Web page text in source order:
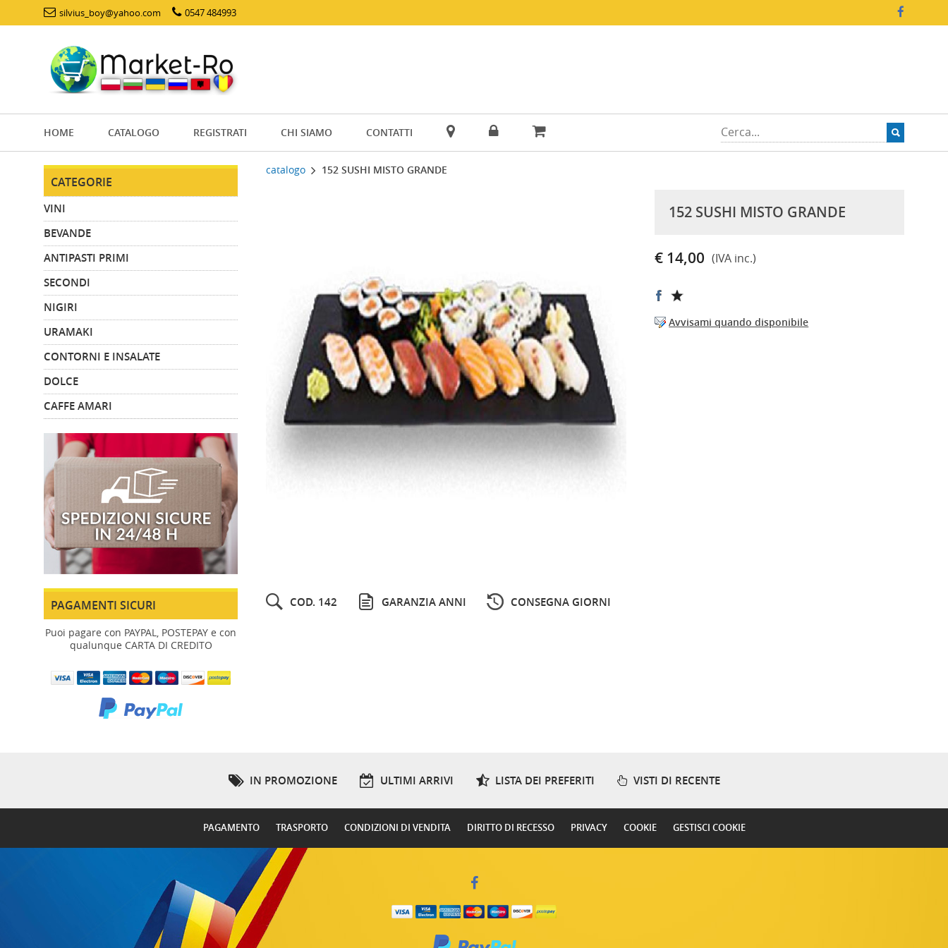
silvius_boy@yahoo.com 0547 484993
HOME CATALOGO REGISTRATI CHI SIAMO CONTATTI
CATEGORIE
VINI
BEVANDE
ANTIPASTI PRIMI
SECONDI
NIGIRI
URAMAKI
CONTORNI E INSALATE
DOLCE
CAFFE AMARI
PAGAMENTI SICURI
Puoi pagare con PAYPAL, POSTEPAY e con
qualunque CARTA DI CREDITO
catalogo 152 SUSHI MISTO GRANDE
152 SUSHI MISTO GRANDE
€ 14,00 (IVA inc.)
Avvisami quando disponibile
COD. 142 GARANZIA ANNI CONSEGNA GIORNI
IN PROMOZIONE ULTIMI ARRIVI LISTA DEI PREFERITI VISTI DI RECENTE
PAGAMENTO TRASPORTO CONDIZIONI DI VENDITA DIRITTO DI RECESSO PRIVACY COOKIE GESTISCI COOKIE